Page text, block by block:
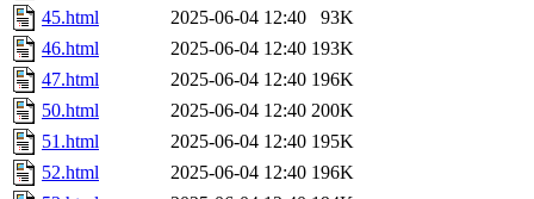
45.html
2025-06-04 12:40
93K
46.html
2025-06-04 12:40 193K
47.html
2025-06-04 12:40 196K
50.html
2025-06-04 12:40 200K
51.html
2025-06-04 12:40 195K
52.html
2025-06-04 12:40 196K